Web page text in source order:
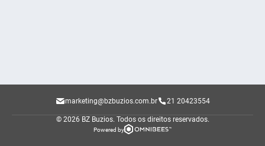
marketing@bzbuzios.com.br 21 20423554
© 2026 BZ Buzios. Todos os direitos reservados.
Powered by